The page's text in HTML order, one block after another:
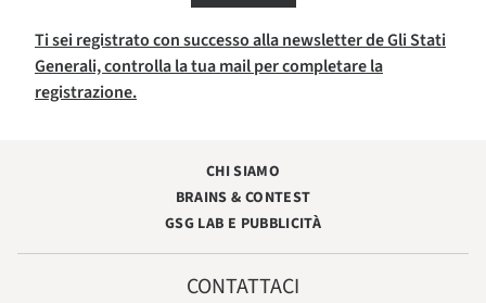
Ti sei registrato con successo alla newsletter de Gli Stati
Generali, controlla la tua mail per completare la
registrazione.
CHI SIAMO
BRAINS & CONTEST
GSG LAB E PUBBLICITÀ
CONTATTACI